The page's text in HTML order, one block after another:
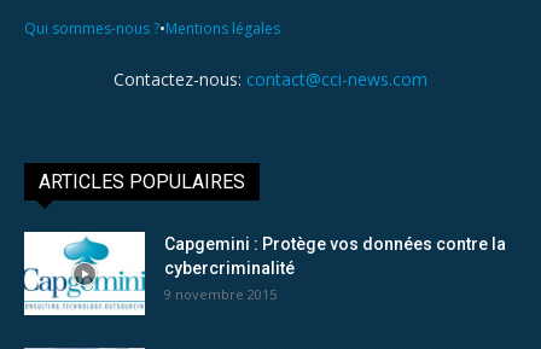
Qui sommes-nous ?•Mentions légales
Contactez-nous: contact@cci-news.com
ARTICLES POPULAIRES
Capgemini : Protège vos données contre la
cybercriminalité
9 novembre 2015